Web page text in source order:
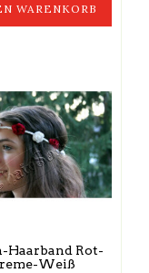
WARENKORB
Haarband Rot-
Weiß